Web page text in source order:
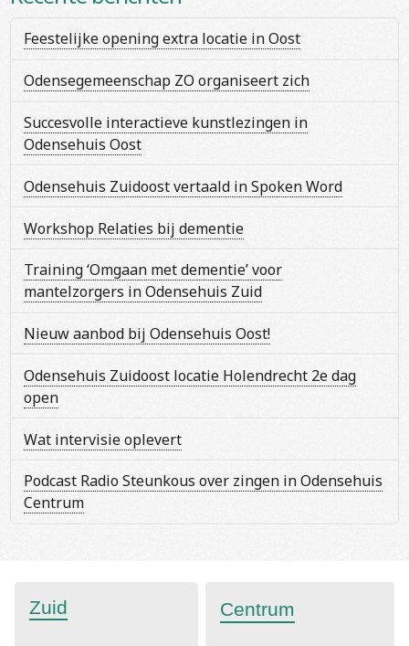
Feestelijke opening extra locatie in Oost
Odensegemeenschap ZO organiseert zich
Succesvolle interactieve kunstlezingen in
Odensehuis Oost
Odensehuis Zuidoost vertaald in Spoken Word
Workshop Relaties bij dementie
Training ‘Omgaan met dementie’ voor
mantelzorgers in Odensehuis Zuid
Nieuw aanbod bij Odensehuis Oost!
Odensehuis Zuidoost locatie Holendrecht 2e dag
open
Wat intervisie oplevert
Podcast Radio Steunkous over zingen in Odensehuis
Centrum
Zuid Centrum